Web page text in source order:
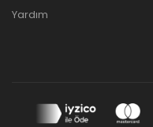
Yardım